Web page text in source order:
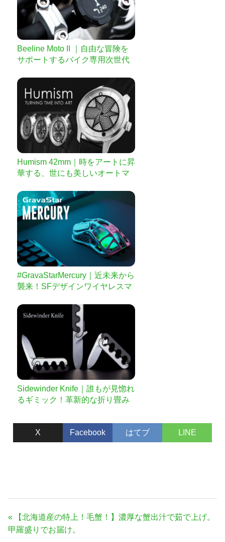
Beeline Moto II ｜自由な冒険を
サポートするバイク専用次世代
Humism 42mm｜時をアートに昇
華する、世にも美しいオートマ
#GravaStarMercury｜近未来から
襲来！SFデザインワイヤレスマ
Sidewinder Knife｜誰もが見惚れ
るギミック！革新的な折り畳み
X Facebook はてブ LINE
投
稿
前
の
【北海道産の特上！毛蟹！】濃厚な蟹出汁で茹で上げ。
甲羅盛りでお届け。